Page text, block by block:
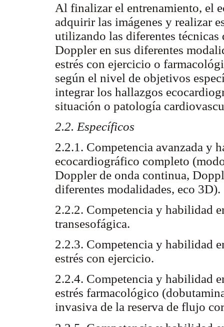
Al finalizar el entrenamiento, el
adquirir las imágenes y realizar
utilizando las diferentes
Doppler en sus diferentes
estrés con ejercicio o
según el nivel de objetivos
integrar los hallazgos
situación o patología
2.2. Específicos
2.2.1. Competencia avanzada y
ecocardiográfico completo
Doppler de onda continua,
diferentes modalidades, eco 3D).
2.2.2. Competencia y habilidad
transesofágica.
2.2.3. Competencia y habilidad
estrés con ejercicio.
2.2.4. Competencia y habilidad
estrés farmacológico
invasiva de la reserva de flujo